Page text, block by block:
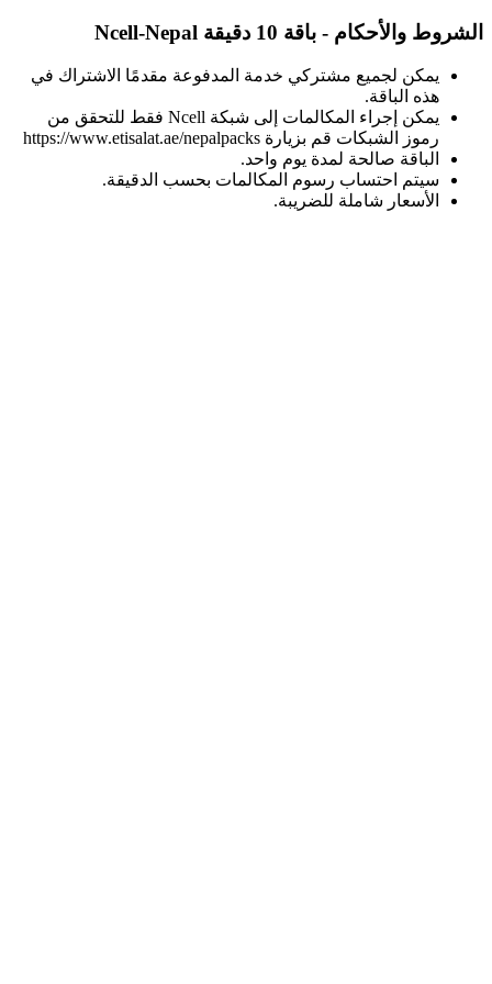
الشروط والأحكام - باقة 10 دقيقة Ncell-Nepal
يمكن لجميع مشتركي خدمة المدفوعة مقدمًا الاشتراك في
هذه الباقة.
يمكن إجراء المكالمات إلى شبكة Ncell فقط للتحقق من
رموز الشبكات قم بزيارة https://www.etisalat.ae/nepalpacks
الباقة صالحة لمدة يوم واحد.
سيتم احتساب رسوم المكالمات بحسب الدقيقة.
الأسعار شاملة للضريبة.